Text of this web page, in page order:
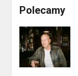
Polecamy